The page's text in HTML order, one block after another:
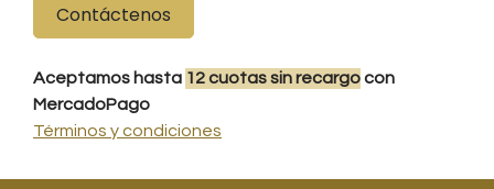
Contáctenos
Aceptamos hasta 12cuotassin recargocon
MercadoPago
Términos y condiciones